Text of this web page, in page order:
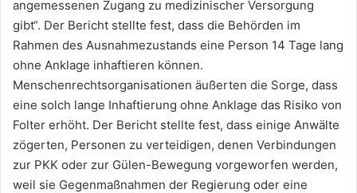
angemessenen Zugang zu medizinischer Versorgung
gibt“. Der Bericht stellte fest, dass die Behörden im
Rahmen des Ausnahmezustands eine Person 14 Tage lang
ohne Anklage inhaftieren können.
Menschenrechtsorganisationen äußerten die Sorge, dass
eine solch lange Inhaftierung ohne Anklage das Risiko von
Folter erhöht. Der Bericht stellte fest, dass einige Anwälte
zögerten, Personen zu verteidigen, denen Verbindungen
zur PKK oder zur Gülen-Bewegung vorgeworfen werden,
weil sie Gegenmaßnahmen der Regierung oder eine